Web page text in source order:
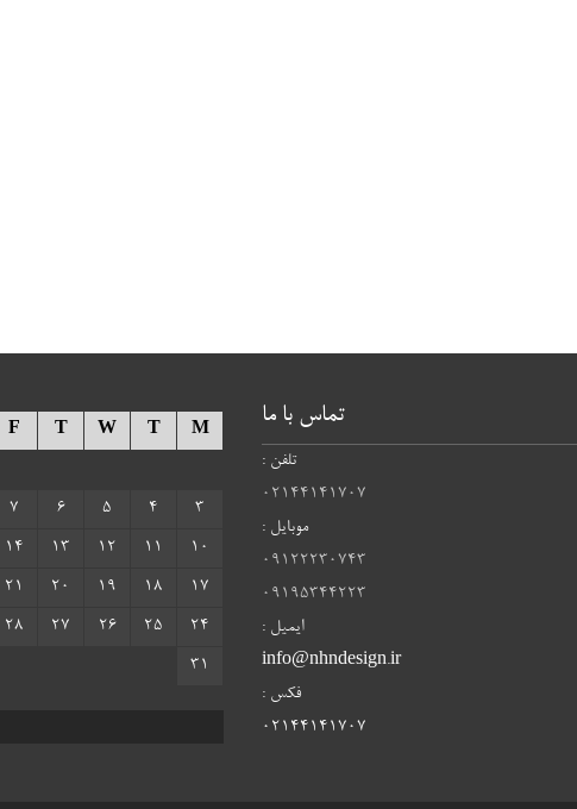
M
T
W
T
F
3
4
5
6
7
10
11
12
13
14
17
18
19
20
21
24
25
26
27
28
31
تماس با ما
تلفن :
02144141707
موبایل :
09122230743
09195344223
ایمیل :
info@nhndesign.ir
فکس :
02144141707